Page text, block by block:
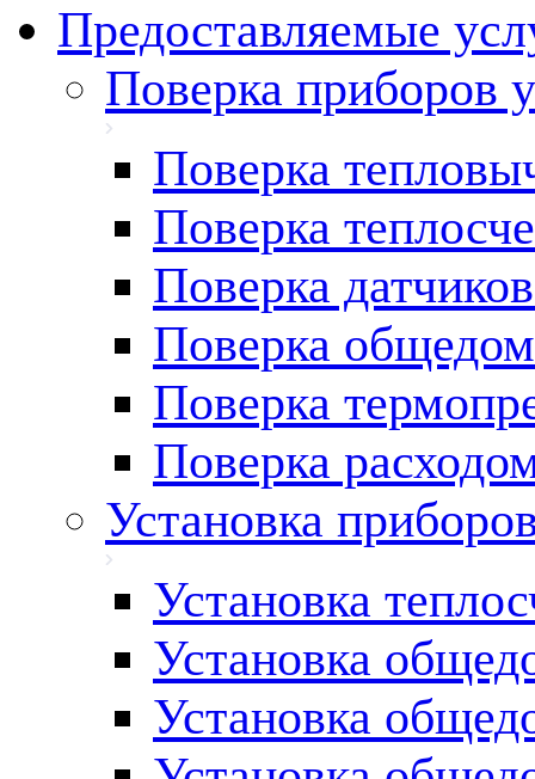
Предоставляемые
Поверка приборов
Поверка
Поверка
Поверка
Поверка
Поверка
Поверка
Установка
Установка
Установка
Установка